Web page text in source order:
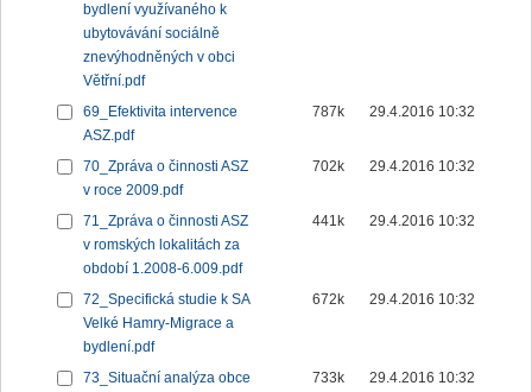
bydlení využívaného k
ubytovávání sociálně
znevýhodněných v obci
Větřní.pdf
69_Efektivita intervence
ASZ.pdf
787k 29.4.2016 10:32
70_Zpráva o činnosti ASZ
v roce 2009.pdf
702k 29.4.2016 10:32
71_Zpráva o činnosti ASZ
v romských lokalitách za
období 1.2008-6.009.pdf
441k 29.4.2016 10:32
72_Specifická studie k SA
Velké Hamry-Migrace a
bydlení.pdf
672k 29.4.2016 10:32
73_Situační analýza obce
733k 29.4.2016 10:32